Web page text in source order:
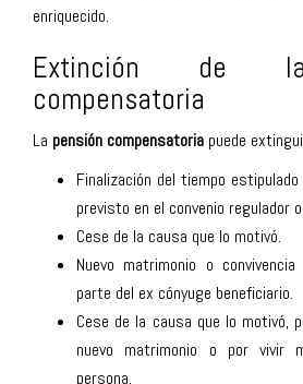
enriquecido.
Extinción de
compensatoria
La pensión compensatoria puede
Finalización del tiempo
previsto en el convenio regulador
Cese de la causa que lo motivó.
Nuevo matrimonio o
parte del ex cónyuge beneficiario.
Cese de la causa que lo motivó,
nuevo matrimonio o por vivir
persona.